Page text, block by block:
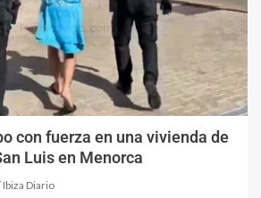
con fuerza en una vivienda de
Luis en Menorca
Ibiza Diario